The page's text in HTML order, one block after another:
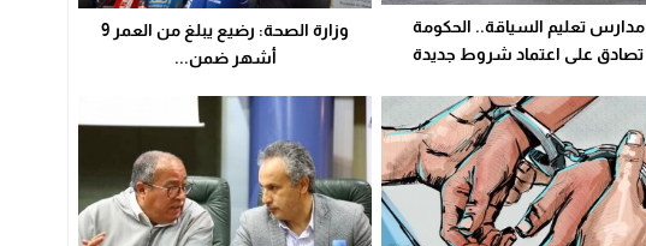
مدارس تعليم السياقة.. الحكومة
تصادق على اعتماد شروط جديدة
وزارة الصحة: رضيع يبلغ من العمر 9
أشهر ضمن...